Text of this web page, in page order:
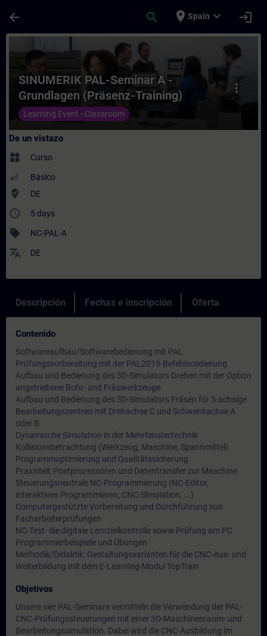
arrow_back search place Spain expand_more login
Curso - SINUMERIK PAL-Seminar A -
more_vert
SINUMERIK PAL-Seminar A -
Grundlagen (Präsenz-Training)
Learning Event - Classroom
De un vistazo
widgets Curso
Básico
where_to_vote DE
access_time 5 days
sell NC-PAL-A
translate DE
Descripción Fechas e inscripción Oferta
Contenido
Softwareaufbau/Softwarebedienung mit PAL
Prüfungsvorbereitung mit der PAL2019-Befehlscodierung
Aufbau und Bedienung des 3D-Simulators Drehen mit der Option
angetriebene Bohr- und Fräswerkzeuge
Aufbau und Bedienung des 3D-Simulators Fräsen für 5-achsige
Bearbeitungszentren mit Drehachse C und Schwenkachse A
oder B
Dynamische Simulation in der Mehrfenstertechnik
Kollisionsbetrachtung (Werkzeug, Maschine, Spannmittel)
Programmoptimierung und Qualitätssicherung
Praxisteil: Postprozessoren und Datentransfer zur Maschine
Steuerungsneutrale NC-Programmierung (NC-Editor,
interaktives Programmieren, CNC-Simulation, ...)
Computergestützte Vorbereitung und Durchführung von
Facharbeiterprüfungen
NC-Test- die digitale Lernzielkontrolle sowie Prüfung am PC
Programmierbeispiele und Übungen
Methodik/Didaktik: Gestaltungsvarianten für die CNC-Aus- und
Weiterbildung mit dem E-Learning-Modul TopTrain
Objetivos
Unsere vier PAL-Seminare vermitteln die Verwendung der PAL-
CNC-Prüfungssteuerungen mit einer 3D-Maschinenraum- und
Bearbeitungssimulation. Dabei wird die CNC-Ausbildung im